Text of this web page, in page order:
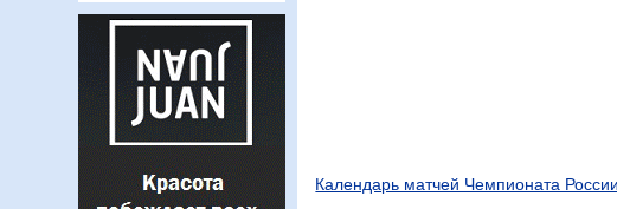
Календарь матчей Чемпионата